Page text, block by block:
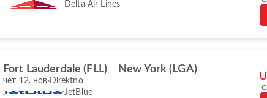
Delta Air Lines
Fort Lauderdale (FLL) New York (LGA)
чет 12. нов Direktno
JetBlue